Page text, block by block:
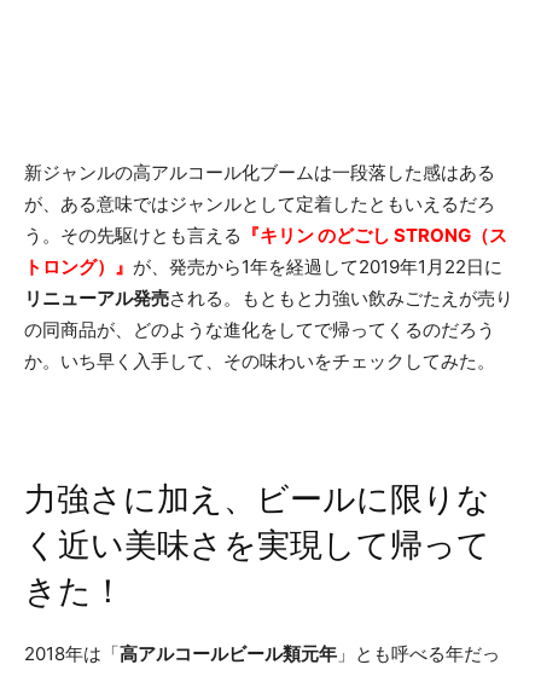
新ジャンルの高アルコール化ブームは一段落した感はある
が、ある意味ではジャンルとして定着したともいえるだろ
う。その先駆けとも言える 『キリン のどごし STRONG（ス
トロング）』 が、発売から1年を経過して2019年1月22日に
リニューアル発売される。もともと力強い飲みごたえが売り
の同商品が、どのような進化をしてで帰ってくるのだろう
か。いち早く入手して、その味わいをチェックしてみた。
力強さに加え、ビールに限りな
く近い美味さを実現して帰って
きた！
2018年は「高アルコールビール類元年 」とも呼べる年だっ